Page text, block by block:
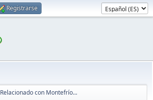
Registrarse
Relacionado con Montefrío...